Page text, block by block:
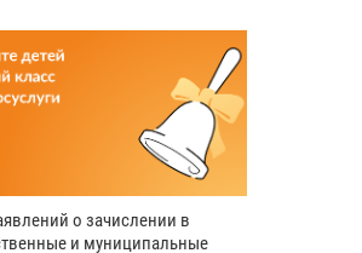
о зачислении в
и муниципальные